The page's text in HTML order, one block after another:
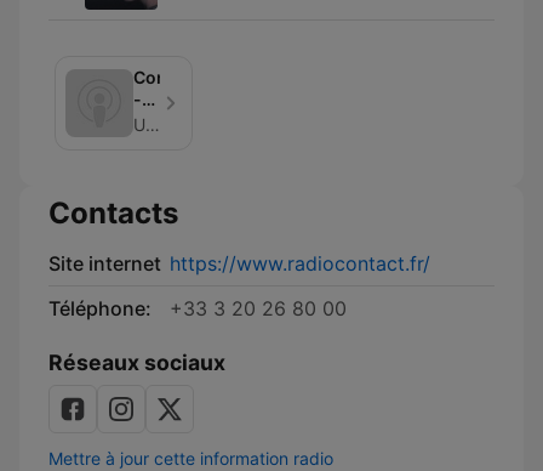
Contact
-
Malcom
Unknown
Contacts
Site internet https://www.radiocontact.fr/
Téléphone:
+33 3 20 26 80 00
Réseaux sociaux
Mettre à jour cette information radio